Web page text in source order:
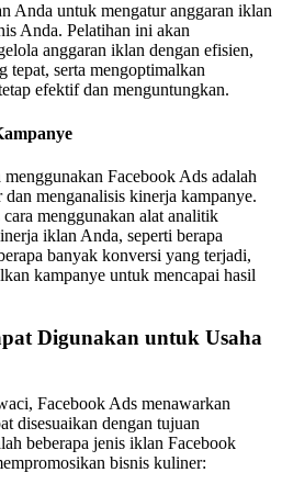
Anda untuk mengatur anggaran iklan
Anda. Pelatihan ini akan
anggaran iklan dengan efisien,
tepat, serta mengoptimalkan
efektif dan menguntungkan.
Facebook Ads adalah
menganalisis kinerja kampanye.
menggunakan alat analitik
iklan Anda, seperti berapa
banyak konversi yang terjadi,
kampanye untuk mencapai hasil
Digunakan untuk Usaha
Facebook Ads menawarkan
disesuaikan dengan tujuan
beberapa jenis iklan Facebook
bisnis kuliner: